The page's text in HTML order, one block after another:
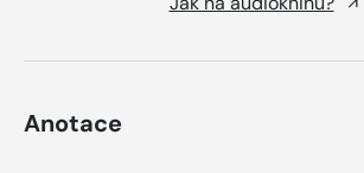
Anotace